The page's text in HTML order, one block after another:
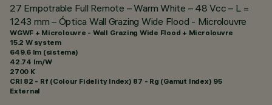
27 Empotrable Full Remote – Warm White – 48 Vcc – L =
1243 mm – Óptica Wall Grazing Wide Flood - Microlouvre
WGWF + Microlouvre - Wall Grazing Wide Flood + Microlouvre
15.2 W system
649.6 lm (sistema)
42.74 lm/W
2700 K
CRI 82 - Rf (Colour Fidelity Index) 87 - Rg (Gamut Index) 95
External